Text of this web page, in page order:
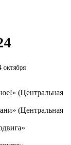
(Центральная
(Центральная